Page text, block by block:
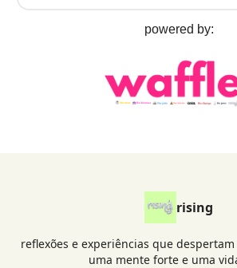
powered by:
rising
reflexões e experiências que
uma mente forte e uma